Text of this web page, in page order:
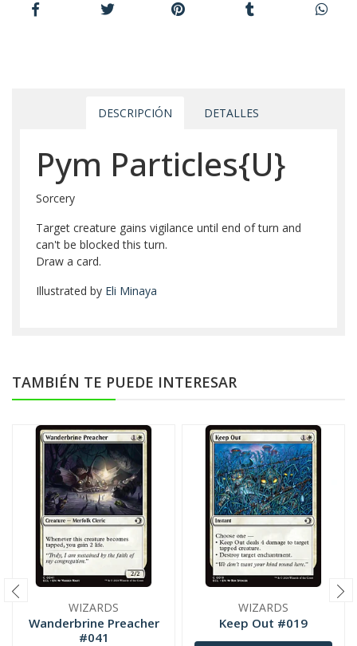
DESCRIPCIÓN DETALLES
Pym Particles{U}
Sorcery
Target creature gains vigilance until end of turn and
can't be blocked this turn.
Draw a card.
Illustrated by Eli Minaya
TAMBIÉN TE PUEDE INTERESAR
WIZARDS
Wanderbrine Preacher
#041
WIZARDS
Keep Out #019